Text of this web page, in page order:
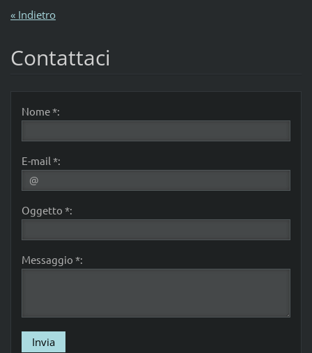
« Indietro
Contattaci
Nome *:
E-mail *:
Oggetto *:
Messaggio *: